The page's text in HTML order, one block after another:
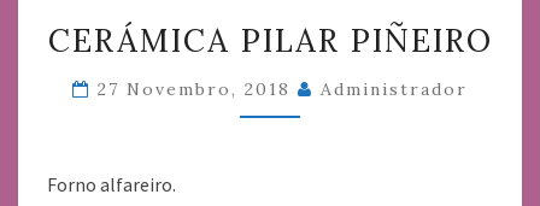
PILAR
PIÑEIRO
CERÁMICA PILAR PIÑEIRO
27 Novembro, 2018 Administrador
Forno alfareiro.